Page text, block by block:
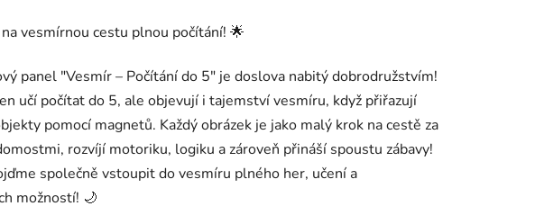
vesmírnou cestu plnou počítání! 🌟
panel "Vesmír – Počítání do 5" je doslova nabitý dobrodružstvím!
učí počítat do 5, ale objevují i tajemství vesmíru, když přiřazují
pomocí magnetů. Každý obrázek je jako malý krok na cestě za
rozvíjí motoriku, logiku a zároveň přináší spoustu zábavy!
společně vstoupit do vesmíru plného her, učení a
možností! 🌙